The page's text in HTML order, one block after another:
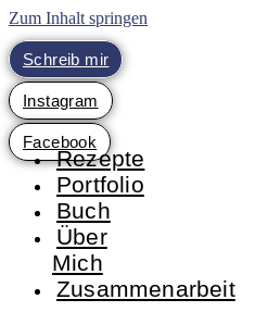
Zum Inhalt springen
Schreib mir
Instagram
Facebook
Rezepte
Portfolio
Buch
Über
Mich
Zusammenarbeit